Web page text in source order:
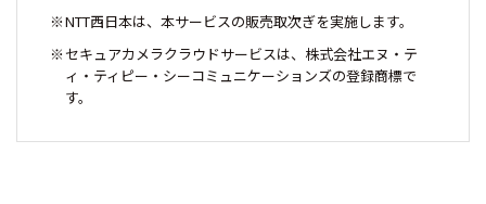
NTT西日本は、本サービスの販売取次ぎを実施します。
セキュアカメラクラウドサービスは、株式会社エヌ・テ
ィ・ティピー・シーコミュニケーションズの登録商標で
す。